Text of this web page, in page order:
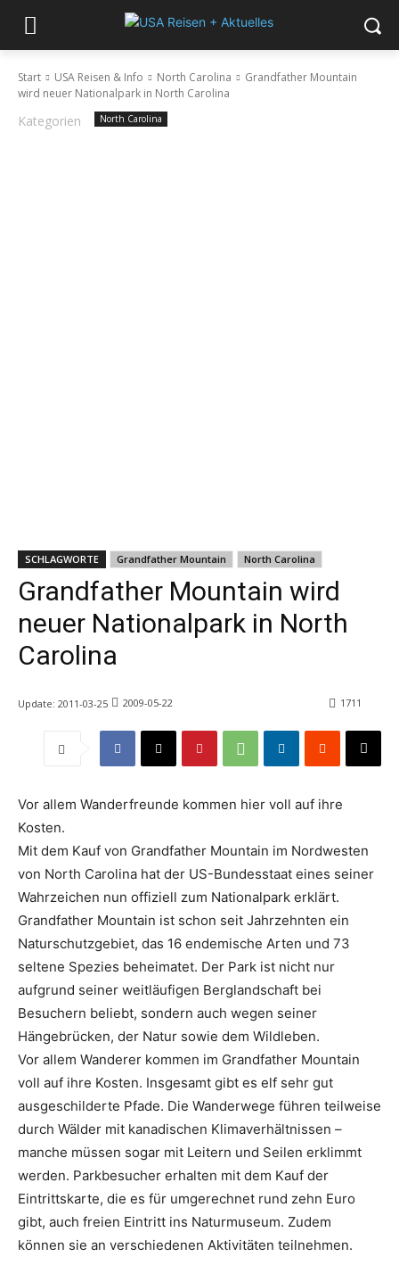
Start USA Reisen & Info North Carolina
Grandfather Mountain
wird neuer Nationalpark in North Carolina
Kategorien North Carolina
SCHLAGWORTE Grandfather Mountain North Carolina
Grandfather Mountain wird
neuer Nationalpark in North
Carolina
Update: 2011-03-25 2009-05-22 1711
Vor allem Wanderfreunde kommen hier voll auf ihre
Kosten.
Mit dem Kauf von Grandfather Mountain im Nordwesten
von North Carolina hat der US-Bundesstaat eines seiner
Wahrzeichen nun offiziell zum Nationalpark erklärt.
Grandfather Mountain ist schon seit Jahrzehnten ein
Naturschutzgebiet, das 16 endemische Arten und 73
seltene Spezies beheimatet. Der Park ist nicht nur
aufgrund seiner weitläufigen Berglandschaft bei
Besuchern beliebt, sondern auch wegen seiner
Hängebrücken, der Natur sowie dem Wildleben.
Vor allem Wanderer kommen im Grandfather Mountain
voll auf ihre Kosten. Insgesamt gibt es elf sehr gut
ausgeschilderte Pfade. Die Wanderwege führen teilweise
durch Wälder mit kanadischen Klimaverhältnissen –
manche müssen sogar mit Leitern und Seilen erklimmt
werden. Parkbesucher erhalten mit dem Kauf der
Eintrittskarte, die es für umgerechnet rund zehn Euro
gibt, auch freien Eintritt ins Naturmuseum. Zudem
können sie an verschiedenen Aktivitäten teilnehmen.